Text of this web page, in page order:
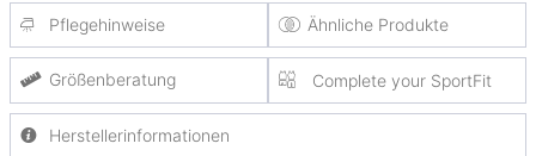
Pflegehinweise Ähnliche Produkte
Größenberatung Complete your SportFit
Herstellerinformationen